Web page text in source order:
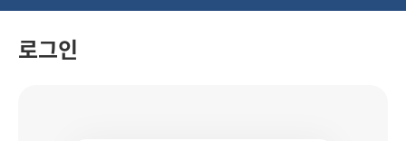
로그인